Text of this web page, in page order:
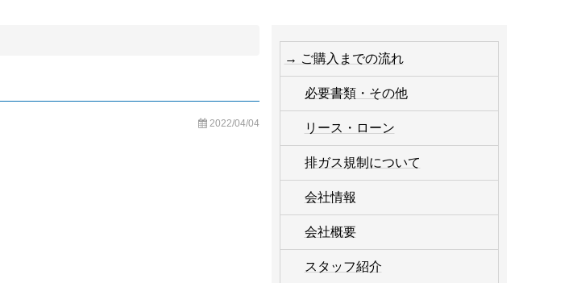
2022/04/04
→ ご購入までの流れ
必要書類・その他
リース・ローン
排ガス規制について
会社情報
会社概要
スタッフ紹介